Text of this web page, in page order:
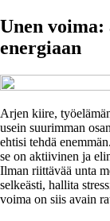
Unen voima:
energiaan
Arjen kiire,
usein suurimman
ehtisi tehdä
se on aktiivinen ja
Ilman riittävää unta
selkeästi, hallita
voima on siis avain